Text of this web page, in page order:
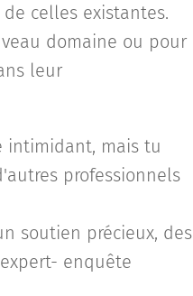
celles existantes.
domaine ou pour
leur
intimidant, mais tu
professionnels
soutien précieux, des
enquête